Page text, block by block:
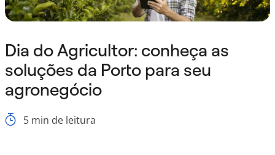
Dia do Agricultor: conheça as
soluções da Porto para seu
agronegócio
5 min de leitura